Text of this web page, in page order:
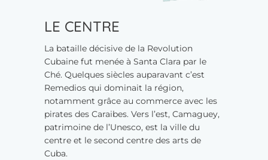
LE CENTRE
La bataille décisive de la Revolution
Cubaine fut menée à Santa Clara par le
Ché. Quelques siècles auparavant c’est
Remedios qui dominait la région,
notamment grâce au commerce avec les
pirates des Caraibes. Vers l’est, Camaguey,
patrimoine de l’Unesco, est la ville du
centre et le second centre des arts de
Cuba.